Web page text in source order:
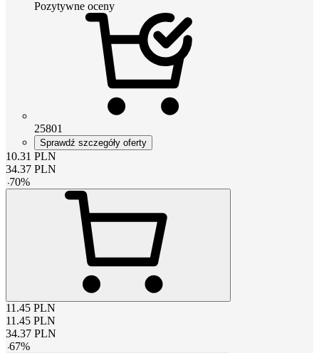
Pozytywne oceny
25801
Sprawdź szczegóły oferty
10.31 PLN
34.37 PLN
-70%
11.45 PLN
11.45 PLN
34.37 PLN
-67%